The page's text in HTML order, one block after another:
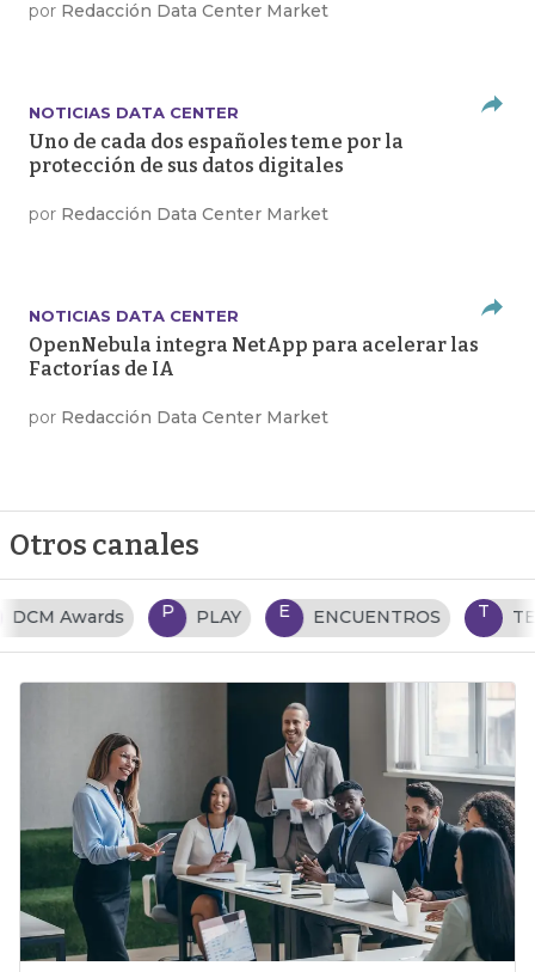
por Redacción Data Center Market
NOTICIAS DATA CENTER
Uno de cada dos españoles teme por la
protección de sus datos digitales
por Redacción Data Center Market
NOTICIAS DATA CENTER
OpenNebula integra NetApp para acelerar las
Factorías de IA
por Redacción Data Center Market
Otros canales
P PLAY E ENCUENTROS T TENDENCIAS TI